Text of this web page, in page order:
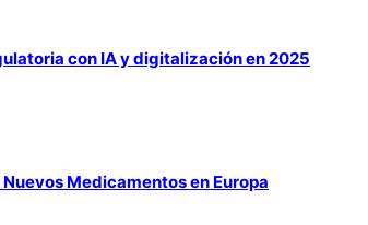
con IA y digitalización en 2025
Medicamentos en Europa